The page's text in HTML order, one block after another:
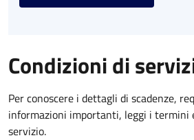
Condizioni di
Per conoscere i dettagli di scadenze,
informazioni importanti, leggi i termini
servizio.